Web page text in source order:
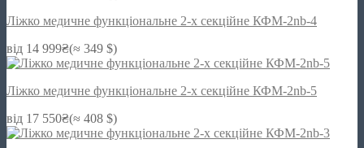
Ліжко медичне функціональне 2-х секційне КФМ-2nb-4
від 14 999₴(≈ 349 $)
Ліжко медичне функціональне 2-х секційне КФМ-2nb-5
від 17 550₴(≈ 408 $)